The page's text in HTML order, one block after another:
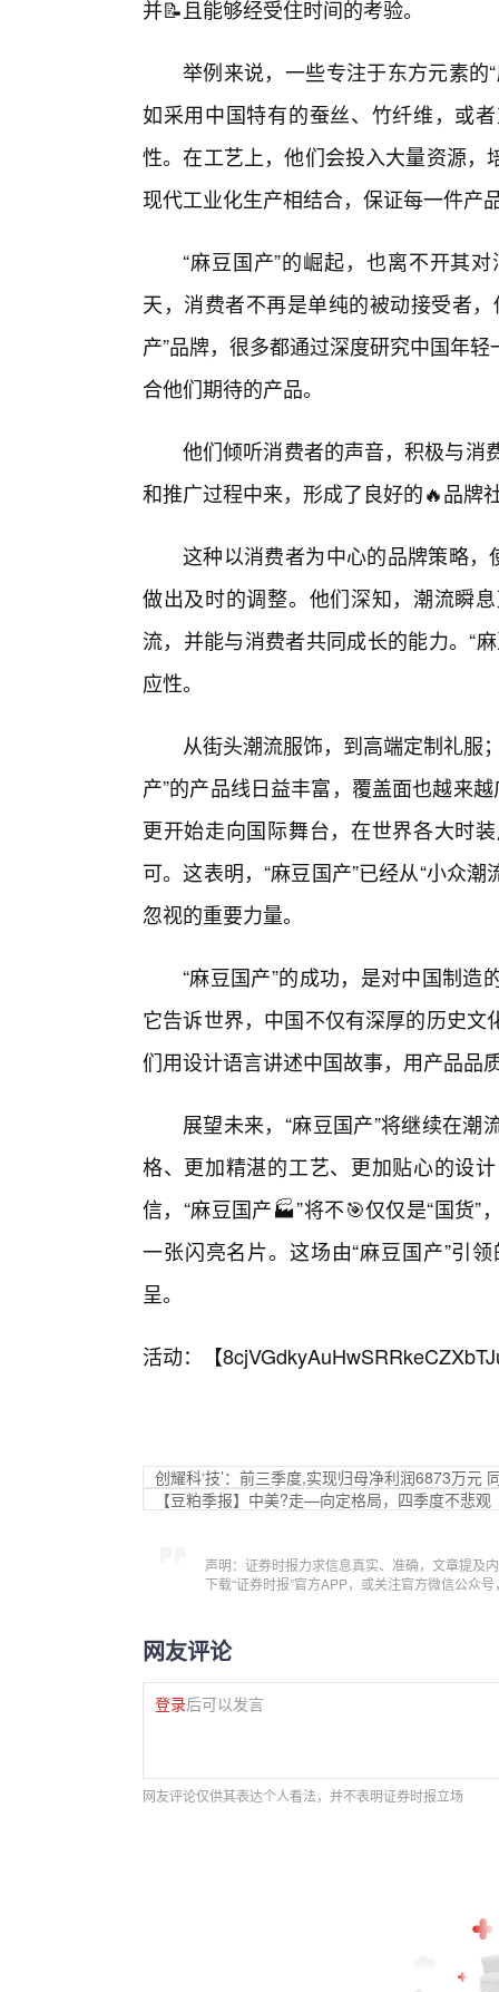
并📝且能够经受住时间的考验。
举例来说，一些专注于东方元素的
如采用中国特有的蚕丝、竹纤维，或
性。在工艺上，他们会投入大量资源
现代工业化生产相结合，保证每一件产
“麻豆国产”的崛起，也离不开其
天，消费者不再是单纯的被动接受者
产”品牌，很多都通过深度研究中国年
合他们期待的产品。
他们倾听消费者的声音，积极与消
和推广过程中来，形成了良好的🔥品牌
这种以消费者为中心的品牌策略，
做出及时的调整。他们深知，潮流瞬
流，并能与消费者共同成长的能力。“
应性。
从街头潮流服饰，到高端定制礼服
产”的产品线日益丰富，覆盖面也越来
更开始走向国际舞台，在世界各大时
可。这表明，“麻豆国产”已经从“小众
忽视的重要力量。
“麻豆国产”的成功，是对中国制
它告诉世界，中国不仅有深厚的历史
们用设计语言讲述中国故事，用产品品
展望未来，“麻豆国产”将继续在
格、更加精湛的工艺、更加贴心的设
信，“麻豆国产🏭”将不🎯仅仅是“国货
一张闪亮名片。这场由“麻豆国产”引
呈。
活动：【
创耀科‘技’：前三季度,实现归母净利润6873万元
【豆粕季报】中美?走—向定格局，四季度不悲观
声明：证券时报力求信息真实、准确，文章提及
下载“证券时报”官方APP，或关注官方微信公众
网友评论
登录后可以发言
网友评论仅供其表达个人看法，并不表明证券时报立场